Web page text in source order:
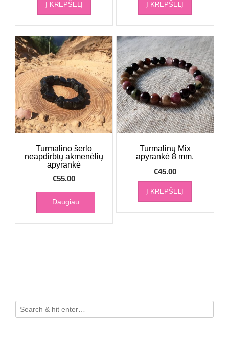
Į KREPŠELĮ Į KREPŠELĮ
Turmalino šerlo
neapdirbtų akmenėlių
apyrankė
€55.00
Daugiau
Turmalinų Mix
apyrankė 8 mm.
€45.00
Į KREPŠELĮ